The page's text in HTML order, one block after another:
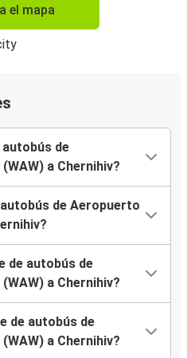
el mapa
autobús de
a Chernihiv?
de Aeropuerto
de autobús de
a Chernihiv?
de autobús de
a Chernihiv?